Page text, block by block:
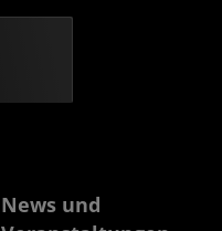
News und